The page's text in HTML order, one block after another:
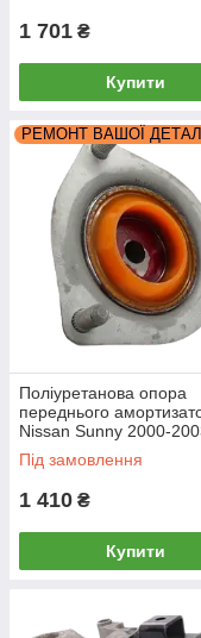
1 701 ₴
Купити
РЕМОНТ ВАШОЇ ДЕТАЛІ
Поліуретанова опора
переднього
Nissan Sunny 2000-
РЕКОНСТРУКЦІЯ
Під замовлення
1 410 ₴
Купити